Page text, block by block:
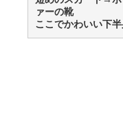
ァーの靴
ここでかわいい下